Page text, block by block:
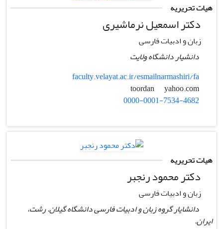
هیات تحریریه
دکتر اسمعیل نرماشیری
زبان و ادبیات فارسی
دانشیار دانشگاه ولایت
faculty.velayat.ac.ir/esmailnarmashiri/fa
yahoo.com
0000-0001-7534-4682
هیات تحریریه
دکتر محمود رنجبر
زبان و ادبیات فارسی
دانشایار گروه زبان و ادبیات فارسی دانشگاه گیلان. رشت،
ایران.